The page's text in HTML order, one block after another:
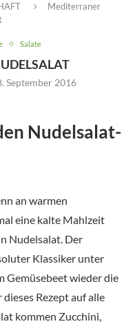
Mediterraner
Salate
September 2016
Nudelsalat-
an warmen
eine kalte Mahlzeit
Nudelsalat. Der
Klassiker unter
Gemüsebeet wieder die
Rezept auf alle
kommen Zucchini,